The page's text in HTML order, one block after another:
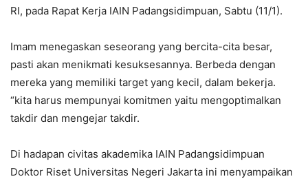
RI, pada Rapat Kerja IAIN Padangsidimpuan, Sabtu (11/1).
Imam menegaskan seseorang yang bercita-cita besar,
pasti akan menikmati kesuksesannya. Berbeda dengan
mereka yang memiliki target yang kecil, dalam bekerja.
“kita harus mempunyai komitmen yaitu mengoptimalkan
takdir dan mengejar takdir.
Di hadapan civitas akademika IAIN Padangsidimpuan
Doktor Riset Universitas Negeri Jakarta ini menyampaikan